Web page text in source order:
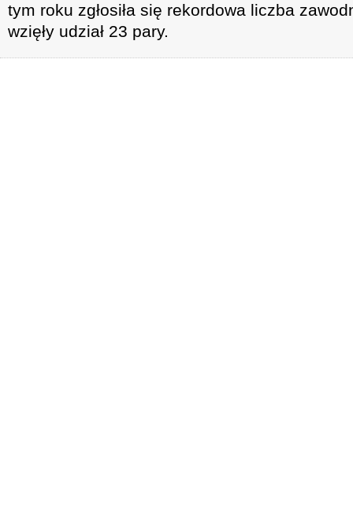
tym roku zgłosiła się rekordowa liczba
wzięły udział 23 pary.